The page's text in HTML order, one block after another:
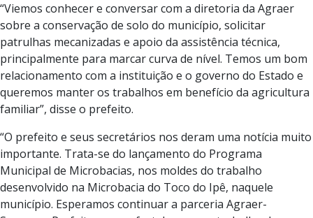
“Viemos conhecer e conversar com a diretoria da Agraer
sobre a conservação de solo do município, solicitar
patrulhas mecanizadas e apoio da assistência técnica,
principalmente para marcar curva de nível. Temos um bom
relacionamento com a instituição e o governo do Estado e
queremos manter os trabalhos em benefício da agricultura
familiar”, disse o prefeito.
“O prefeito e seus secretários nos deram uma notícia muito
importante. Trata-se do lançamento do Programa
Municipal de Microbacias, nos moldes do trabalho
desenvolvido na Microbacia do Toco do Ipê, naquele
município. Esperamos continuar a parceria Agraer-